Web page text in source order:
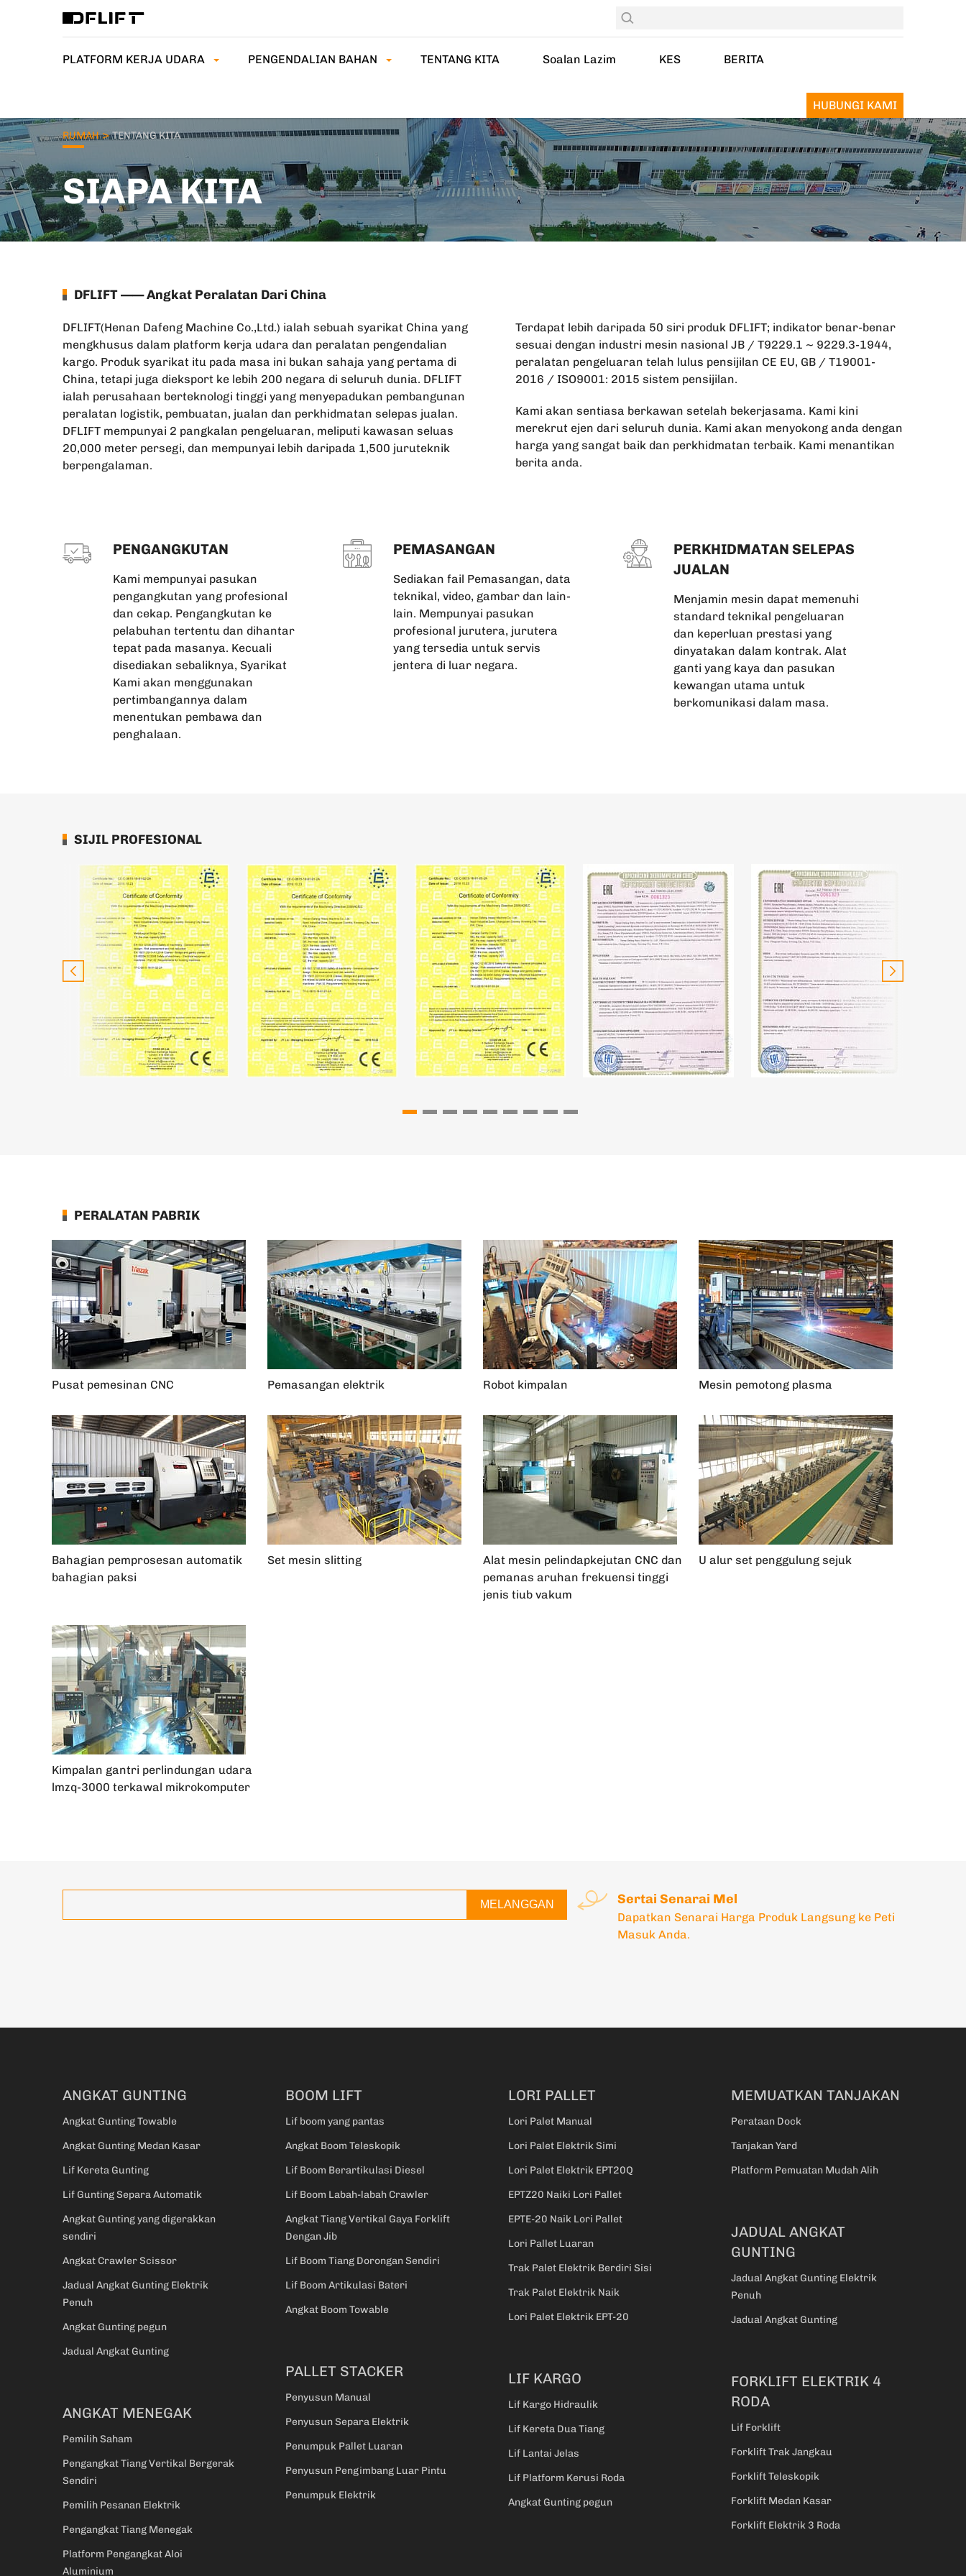
PLATFORM KERJA UDARA PENGENDALIAN BAHAN TENTANG KITA Soalan Lazim KES BERITA
HUBUNGI KAMI
RUMAH>TENTANG KITA
SIAPA KITA
DFLIFT —— Angkat Peralatan Dari China
DFLIFT(Henan Dafeng Machine Co.,Ltd.) ialah sebuah syarikat China yang
mengkhusus dalam platform kerja udara dan peralatan pengendalian
kargo. Produk syarikat itu pada masa ini bukan sahaja yang pertama di
China, tetapi juga dieksport ke lebih 200 negara di seluruh dunia. DFLIFT
ialah perusahaan berteknologi tinggi yang menyepadukan pembangunan
peralatan logistik, pembuatan, jualan dan perkhidmatan selepas jualan.
DFLIFT mempunyai 2 pangkalan pengeluaran, meliputi kawasan seluas
20,000 meter persegi, dan mempunyai lebih daripada 1,500 juruteknik
berpengalaman.
Terdapat lebih daripada 50 siri produk DFLIFT; indikator benar-benar
sesuai dengan industri mesin nasional JB / T9229.1 ~ 9229.3-1944,
peralatan pengeluaran telah lulus pensijilan CE EU, GB / T19001-
2016 / ISO9001: 2015 sistem pensijilan.
Kami akan sentiasa berkawan setelah bekerjasama. Kami kini
merekrut ejen dari seluruh dunia. Kami akan menyokong anda dengan
harga yang sangat baik dan perkhidmatan terbaik. Kami menantikan
berita anda.
PENGANGKUTAN
Kami mempunyai pasukan
pengangkutan yang profesional
dan cekap. Pengangkutan ke
pelabuhan tertentu dan dihantar
tepat pada masanya. Kecuali
disediakan sebaliknya, Syarikat
Kami akan menggunakan
pertimbangannya dalam
menentukan pembawa dan
penghalaan.
PEMASANGAN
Sediakan fail Pemasangan, data
teknikal, video, gambar dan lain-
lain. Mempunyai pasukan
profesional jurutera, jurutera
yang tersedia untuk servis
jentera di luar negara.
PERKHIDMATAN SELEPAS
JUALAN
Menjamin mesin dapat memenuhi
standard teknikal pengeluaran
dan keperluan prestasi yang
dinyatakan dalam kontrak. Alat
ganti yang kaya dan pasukan
kewangan utama untuk
berkomunikasi dalam masa.
SIJIL PROFESIONAL
PERALATAN PABRIK
Pusat pemesinan CNC Pemasangan elektrik Robot kimpalan Mesin pemotong plasma
Bahagian pemprosesan automatik
bahagian paksi
Set mesin slitting
Alat mesin pelindapkejutan CNC dan
pemanas aruhan frekuensi tinggi
jenis tiub vakum
U alur set penggulung sejuk
Kimpalan gantri perlindungan udara
lmzq-3000 terkawal mikrokomputer
MELANGGAN Sertai Senarai Mel
Dapatkan Senarai Harga Produk Langsung ke Peti
Masuk Anda.
ANGKAT GUNTING
Angkat Gunting Towable
Angkat Gunting Medan Kasar
Lif Kereta Gunting
Lif Gunting Separa Automatik
Angkat Gunting yang digerakkan
sendiri
Angkat Crawler Scissor
Jadual Angkat Gunting Elektrik
Penuh
Angkat Gunting pegun
Jadual Angkat Gunting
ANGKAT MENEGAK
Pemilih Saham
Pengangkat Tiang Vertikal Bergerak
Sendiri
Pemilih Pesanan Elektrik
Pengangkat Tiang Menegak
Platform Pengangkat Aloi
Aluminium
BOOM LIFT
Lif boom yang pantas
Angkat Boom Teleskopik
Lif Boom Berartikulasi Diesel
Lif Boom Labah-labah Crawler
Angkat Tiang Vertikal Gaya Forklift
Dengan Jib
Lif Boom Tiang Dorongan Sendiri
Lif Boom Artikulasi Bateri
Angkat Boom Towable
PALLET STACKER
Penyusun Manual
Penyusun Separa Elektrik
Penumpuk Pallet Luaran
Penyusun Pengimbang Luar Pintu
Penumpuk Elektrik
LORI PALLET
Lori Palet Manual
Lori Palet Elektrik Simi
Lori Palet Elektrik EPT20Q
EPTZ20 Naiki Lori Pallet
EPTE-20 Naik Lori Pallet
Lori Pallet Luaran
Trak Palet Elektrik Berdiri Sisi
Trak Palet Elektrik Naik
Lori Palet Elektrik EPT-20
LIF KARGO
Lif Kargo Hidraulik
Lif Kereta Dua Tiang
Lif Lantai Jelas
Lif Platform Kerusi Roda
Angkat Gunting pegun
MEMUATKAN TANJAKAN
Perataan Dock
Tanjakan Yard
Platform Pemuatan Mudah Alih
JADUAL ANGKAT
GUNTING
Jadual Angkat Gunting Elektrik
Penuh
Jadual Angkat Gunting
FORKLIFT ELEKTRIK 4
RODA
Lif Forklift
Forklift Trak Jangkau
Forklift Teleskopik
Forklift Medan Kasar
Forklift Elektrik 3 Roda